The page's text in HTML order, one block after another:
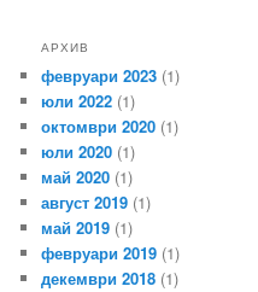
АРХИВ
февруари 2023 (1)
юли 2022 (1)
октомври 2020 (1)
юли 2020 (1)
май 2020 (1)
август 2019 (1)
май 2019 (1)
февруари 2019 (1)
декември 2018 (1)